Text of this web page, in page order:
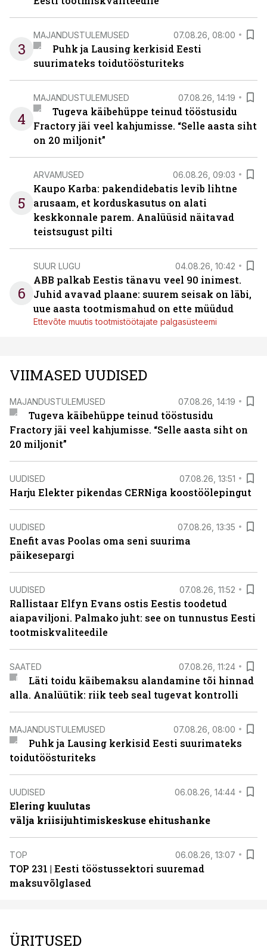
3
MAJANDUSTULEMUSED 07.08.26, 08:00
Puhk ja Lausing kerkisid Eesti
suurimateks toidutöösturiteks
4
MAJANDUSTULEMUSED 07.08.26, 14:19
Tugeva käibehüppe teinud tööstusidu
Fractory jäi veel kahjumisse. “Selle aasta siht
on 20 miljonit”
5
ARVAMUSED 06.08.26, 09:03
Kaupo Karba: pakendidebatis levib lihtne
arusaam, et korduskasutus on alati
keskkonnale parem. Analüüsid näitavad
teistsugust pilti
6
SUUR LUGU 04.08.26, 10:42
ABB palkab Eestis tänavu veel 90 inimest.
Juhid avavad plaane: suurem seisak on läbi,
uue aasta tootmismahud on ette müüdud
Ettevõte muutis tootmistöötajate palgasüsteemi
VIIMASED UUDISED
MAJANDUSTULEMUSED 07.08.26, 14:19
Tugeva käibehüppe teinud tööstusidu
Fractory jäi veel kahjumisse. “Selle aasta siht on
20 miljonit”
UUDISED 07.08.26, 13:51
Harju Elekter pikendas CERNiga koostöölepingut
UUDISED 07.08.26, 13:35
Enefit avas Poolas oma seni suurima
päikesepargi
UUDISED 07.08.26, 11:52
Rallistaar Elfyn Evans ostis Eestis toodetud
aiapaviljoni. Palmako juht: see on tunnustus Eesti
tootmiskvaliteedile
SAATED 07.08.26, 11:24
Läti toidu käibemaksu alandamine tõi hinnad
alla. Analüütik: riik teeb seal tugevat kontrolli
MAJANDUSTULEMUSED 07.08.26, 08:00
Puhk ja Lausing kerkisid Eesti suurimateks
toidutöösturiteks
UUDISED 06.08.26, 14:44
Elering kuulutas
välja kriisijuhtimiskeskuse ehitushanke
TOP 06.08.26, 13:07
TOP 231 | Eesti tööstussektori suuremad
maksuvõlglased
ÜRITUSED